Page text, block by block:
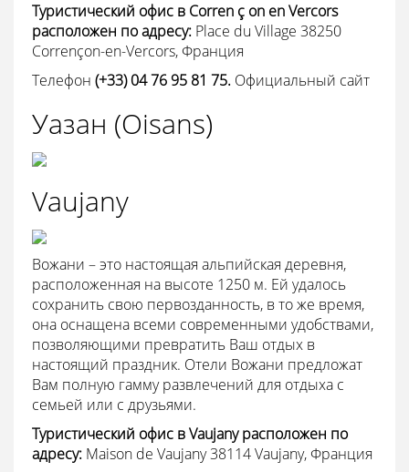
Туристический офис в Corren ç on enVercors
расположен поадресу: Place du Village 38250
Corrençon-en-Vercors, Франция
Телефон (+33)04 76 95 81 75. Официальный сайт
Уазан (Oisans)
Vaujany
Вожани – это настоящая альпийская деревня,
расположенная на высоте 1250 м. Ей удалось
сохранить свою первозданность, в то же время,
она оснащена всеми современными удобствами,
позволяющими превратить Ваш отдых в
настоящий праздник. Отели Вожани предложат
Вам полную гамму развлечений для отдыха с
семьей или с друзьями.
Туристический офис вVaujany расположен по
адресу: Maison de Vaujany 38114 Vaujany, Франция